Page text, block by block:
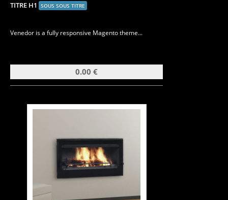
TITRE H1 SOUS SOUS TITRE
Venedor is a fully responsive Magento theme...
0.00 €